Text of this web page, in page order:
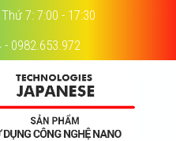
7: 7:00 - 17:30
0982.653.972